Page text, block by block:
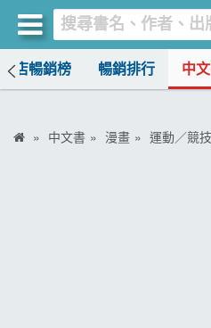
書店暢銷榜 暢銷排行 中
中文書 漫畫 運動／競技
買書網
首頁